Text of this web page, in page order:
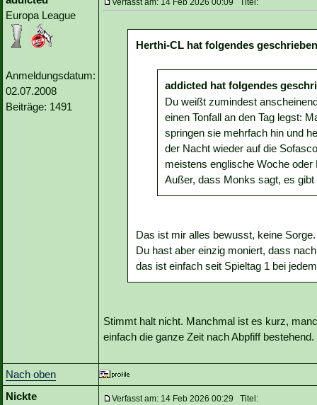
Europa League
Anmeldungsdatum:
02.07.2008
Beiträge: 1491
Verfasst am: 14 Feb 2026 00:09 Titel:
Herthi-CL hat folgendes
addicted hat folgendes
Du weißt zumindest
einen Tonfall an den Tag legst:
springen sie mehrfach hin und
der Nacht wieder auf die
meistens englische Woche
Außer, dass Monks sagt, es gibt
Das ist mir alles bewusst, keine Sorge.
Du hast aber einzig moniert, dass
das ist einfach seit Spieltag 1 bei
Stimmt halt nicht. Manchmal ist es kurz,
einfach die ganze Zeit nach Abpfiff bestehend.
Nach oben
Nickte
Verfasst am: 14 Feb 2026 00:29 Titel: